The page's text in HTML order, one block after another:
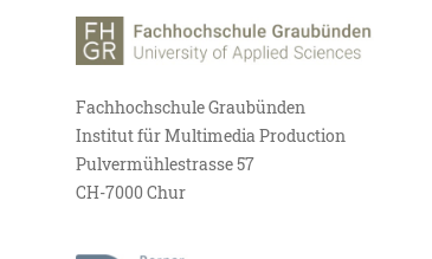
Fachhochschule Graubünden
Institut für Multimedia Production
Pulvermühlestrasse 57
CH-7000 Chur